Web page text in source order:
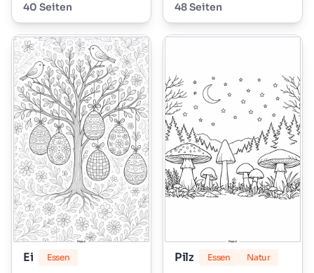
40 Seiten
48 Seiten
Ei Essen Pilz Essen Natur